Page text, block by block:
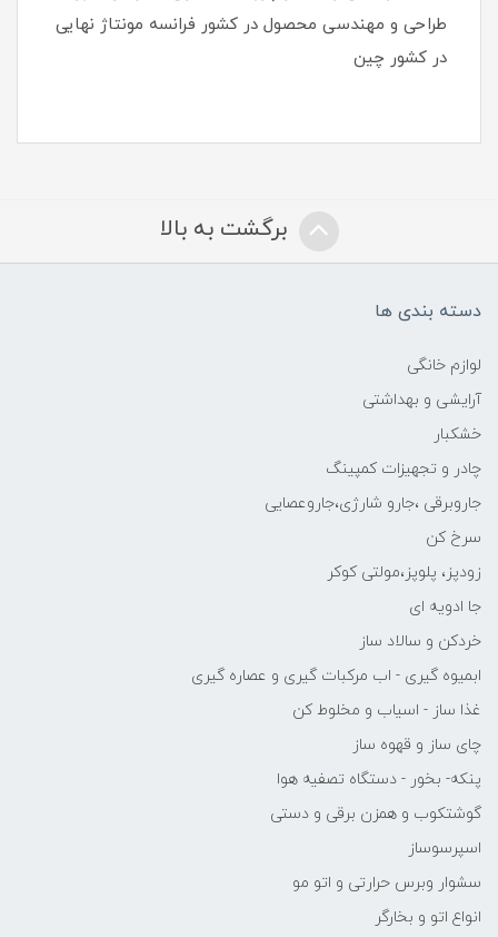
طراحی و مهندسی محصول در کشور فرانسه مونتاژ نهایی
در کشور چین
برگشت به بالا
دسته بندی ها
لوازم خانگی
آرایشی و بهداشتی
خشکبار
چادر و تجهیزات کمپینگ
جاروبرقی ،جارو شارژی،جاروعصایی
سرخ کن
زودپز، پلوپز،مولتی کوکر
جا ادویه ای
خردکن و سالاد ساز
ابمیوه گیری - اب مرکبات گیری و عصاره گیری
غذا ساز - اسیاب و مخلوط کن
چای ساز و قهوه ساز
پنکه- بخور - دستگاه تصفیه هوا
گوشتکوب و همزن برقی و دستی
اسپرسوساز
سشوار وبرس حرارتی و اتو مو
انواع اتو و بخارگر